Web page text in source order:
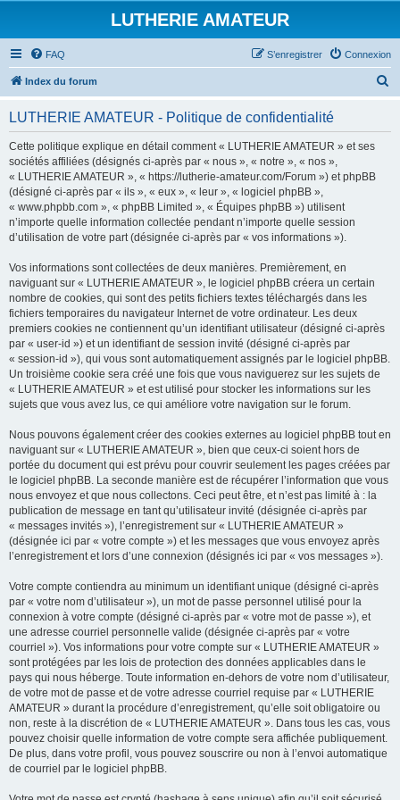
LUTHERIE AMATEUR
FAQ Connexion
S’enregistrer
Index du forum
LUTHERIE AMATEUR - Politique de confidentialité
Cette politique explique en détail comment « LUTHERIE AMATEUR » et ses
sociétés affiliées (désignés ci-après par « nous », « notre », « nos »,
« LUTHERIE AMATEUR », « https://lutherie-amateur.com/Forum ») et phpBB
(désigné ci-après par « ils », « eux », « leur », « logiciel phpBB »,
« www.phpbb.com », « phpBB Limited », « Équipes phpBB ») utilisent
n’importe quelle information collectée pendant n’importe quelle session
d’utilisation de votre part (désignée ci-après par « vos informations »).
Vos informations sont collectées de deux manières. Premièrement, en
naviguant sur « LUTHERIE AMATEUR », le logiciel phpBB créera un certain
nombre de cookies, qui sont des petits fichiers textes téléchargés dans les
fichiers temporaires du navigateur Internet de votre ordinateur. Les deux
premiers cookies ne contiennent qu’un identifiant utilisateur (désigné ci-après
par « user-id ») et un identifiant de session invité (désigné ci-après par
« session-id »), qui vous sont automatiquement assignés par le logiciel phpBB.
Un troisième cookie sera créé une fois que vous naviguerez sur les sujets de
« LUTHERIE AMATEUR » et est utilisé pour stocker les informations sur les
sujets que vous avez lus, ce qui améliore votre navigation sur le forum.
Nous pouvons également créer des cookies externes au logiciel phpBB tout en
naviguant sur « LUTHERIE AMATEUR », bien que ceux-ci soient hors de
portée du document qui est prévu pour couvrir seulement les pages créées par
le logiciel phpBB. La seconde manière est de récupérer l’information que vous
nous envoyez et que nous collectons. Ceci peut être, et n’est pas limité à : la
publication de message en tant qu’utilisateur invité (désignée ci-après par
« messages invités »), l’enregistrement sur « LUTHERIE AMATEUR »
(désignée ici par « votre compte ») et les messages que vous envoyez après
l’enregistrement et lors d’une connexion (désignés ici par « vos messages »).
Votre compte contiendra au minimum un identifiant unique (désigné ci-après
par « votre nom d’utilisateur »), un mot de passe personnel utilisé pour la
connexion à votre compte (désigné ci-après par « votre mot de passe »), et
une adresse courriel personnelle valide (désignée ci-après par « votre
courriel »). Vos informations pour votre compte sur « LUTHERIE AMATEUR »
sont protégées par les lois de protection des données applicables dans le
pays qui nous héberge. Toute information en-dehors de votre nom d’utilisateur,
de votre mot de passe et de votre adresse courriel requise par « LUTHERIE
AMATEUR » durant la procédure d’enregistrement, qu’elle soit obligatoire ou
non, reste à la discrétion de « LUTHERIE AMATEUR ». Dans tous les cas, vous
pouvez choisir quelle information de votre compte sera affichée publiquement.
De plus, dans votre profil, vous pouvez souscrire ou non à l’envoi automatique
de courriel par le logiciel phpBB.